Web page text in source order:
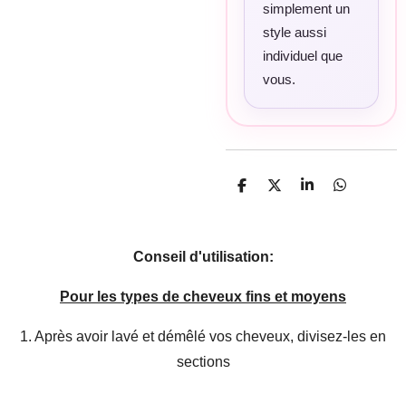
simplement un
style aussi
individuel que
vous.
P
a
g
r
P
r
P
r
P
r
Conseil d'utilisation:
Pour les types de cheveux fins et moyens
1. Après avoir lavé et démêlé vos cheveux, divisez-les en
sections